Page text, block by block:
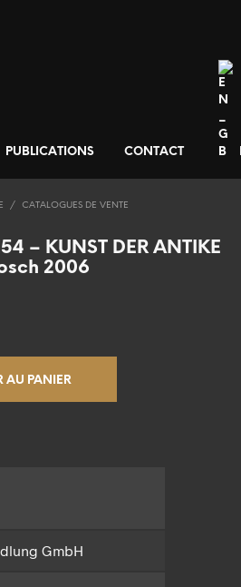
PUBLICATIONS CONTACT
/ CATALOGUES DE VENTE
– KUNST DER ANTIKE
2006
AU PANIER
GmbH